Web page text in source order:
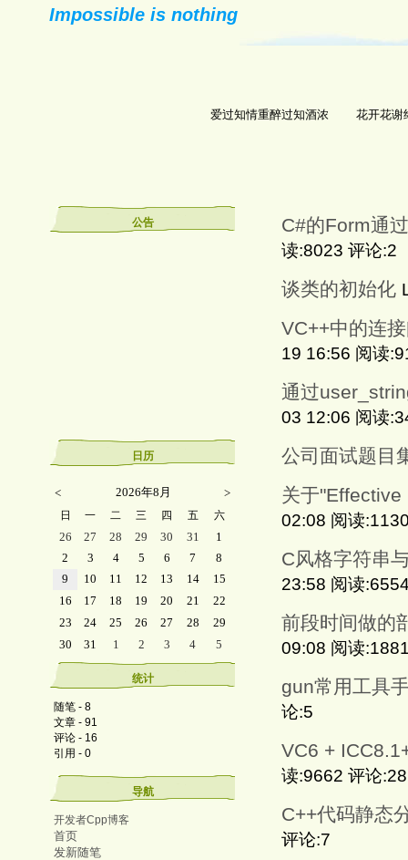
Impossible is nothing
爱过知情重醉过知酒浓 花开花谢
公告
日历
< 2026年8月 >
日 一 二 三 四 五 六
26 27 28 29 30 31
1
2
3 4 5 6 7
8
9
10 11 12 13 14
15
16
17 18 19 20 21
22
23
24 25 26 27 28
29
30
31 1 2 3 4 5
统计
随笔 - 8
文章 - 91
评论 - 16
引用 - 0
导航
开发者Cpp博客
首页
发新随笔
C#的Form通
读:8023 评论:2
谈类的初始化
VC++中的连
19 16:56 阅读
通过
03 12:06 阅读
公司面试题目
关于"Effective
02:08 阅读
C风格字符串
23:58 阅读
前段时间做的
09:08 阅读
gun常用工具
论:5
VC6 +
读:9662 评论:28
C++代码静态
评论:7